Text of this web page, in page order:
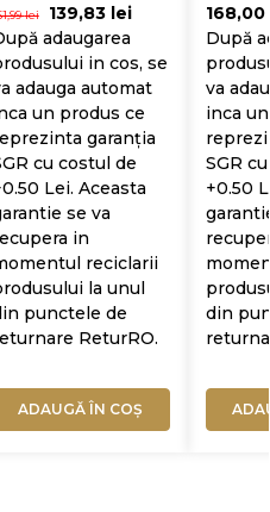
lei 139,83 lei
adaugarea
in cos, se
adauga automat
un produs ce
garanția
cu costul de
Lei. Aceasta
se va
in
reciclarii
la unul
punctele de
ReturRO.
ADAUGĂ ÎN COȘ
168,00
După
va
inca
SGR
+0.50
din